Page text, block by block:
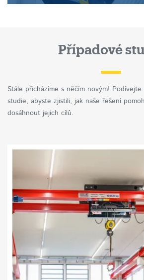
Stále přicházíme s něčím novým! Podívejte
studie, abyste zjistili, jak naše řešení
dosáhnout jejich cílů.
Případové